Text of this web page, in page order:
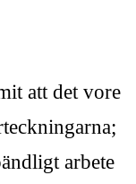
att det vore
arbete